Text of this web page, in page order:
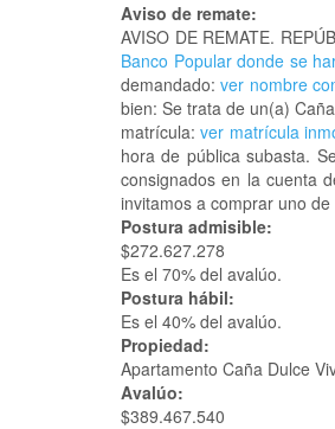
Aviso de remate:
AVISO DE REMATE.
Banco Popular donde se
demandado:ver nombre
bien: Se trata de un(a)
matrícula:ver matrícula
hora de pública subasta.
consignados en la cuenta
invitamos a comprar uno
Postura admisible:
$272.627.278
Es el 70% del avalúo.
Postura hábil:
Es el 40% del avalúo.
Propiedad:
Apartamento Caña Dulce
Avalúo:
$389.467.540